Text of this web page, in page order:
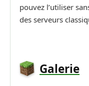
pouvez l’utiliser
des serveurs
Galerie